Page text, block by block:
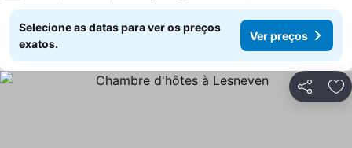
Selecione as datas para ver os preços
exatos.
Ver preços
Partilhar